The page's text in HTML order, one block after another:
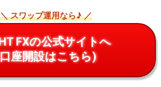
＼ スワップ運用なら♪ ／
FXの公式サイトへ
座開設はこちら)